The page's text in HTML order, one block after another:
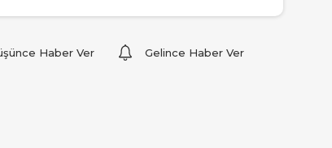
Haber Ver Gelince Haber Ver